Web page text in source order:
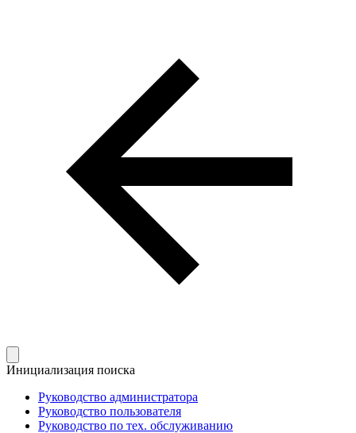
Инициализация поиска
Руководство администратора
Руководство пользователя
Руководство по тех. обслуживанию